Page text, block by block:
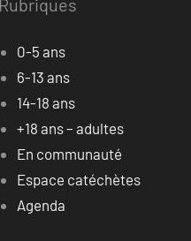
0-5 ans
6-13 ans
14-18 ans
+18 ans – adultes
En communauté
Espace catéchètes
Agenda